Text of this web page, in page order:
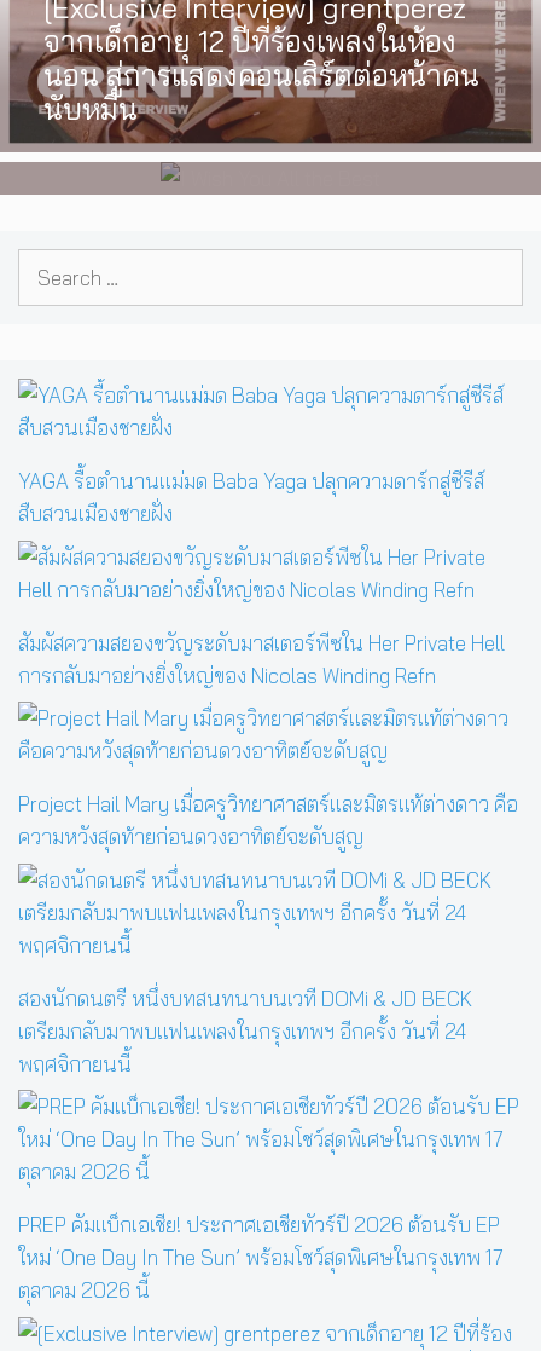
จากเด็กอายุ 12 ปีที่ร้องเพลงในห้อง
นอน สู่การแสดงคอนเสิร์ตต่อหน้าคน
นับหมื่น
I Wish You All the Best เรื่องราวของ
วัยรุ่นนอนไบนารี่ กับครอบครัวที่เขา
เลือกได้เอง ผลงานการกำกับ
ภาพยนตร์เรื่องแรกของ Tommy
Dorfman
Search
YAGA รื้อตำนานแม่มด Baba Yaga ปลุกความดาร์กสู่ซีรีส์
สืบสวนเมืองชายฝั่ง
สัมผัสความสยองขวัญระดับมาสเตอร์พีซใน Her Private Hell
การกลับมาอย่างยิ่งใหญ่ของ Nicolas Winding Refn
Project Hail Mary เมื่อครูวิทยาศาสตร์และมิตรแท้ต่างดาว คือ
ความหวังสุดท้ายก่อนดวงอาทิตย์จะดับสูญ
สองนักดนตรี หนึ่งบทสนทนาบนเวที DOMi & JD BECK
เตรียมกลับมาพบแฟนเพลงในกรุงเทพฯ อีกครั้ง วันที่ 24
พฤศจิกายนนี้
PREP คัมแบ็กเอเชีย! ประกาศเอเชียทัวร์ปี 2026 ต้อนรับ EP
ใหม่ ‘One Day In The Sun’ พร้อมโชว์สุดพิเศษในกรุงเทพ 17
ตุลาคม 2026 นี้